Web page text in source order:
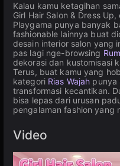
Kalau kamu ketagihan
Girl Hair Salon & Dress Up,
Playgama punya banyak
fashionable lainnya buat
desain interior salon yang
pas lagi nge-browsing
dekorasi dan kustomisasi
Terus, buat kamu yang
kategori Rias Wajah punya
transformasi kecantikan.
bisa lepas dari urusan
pengalaman fashion yang
Video